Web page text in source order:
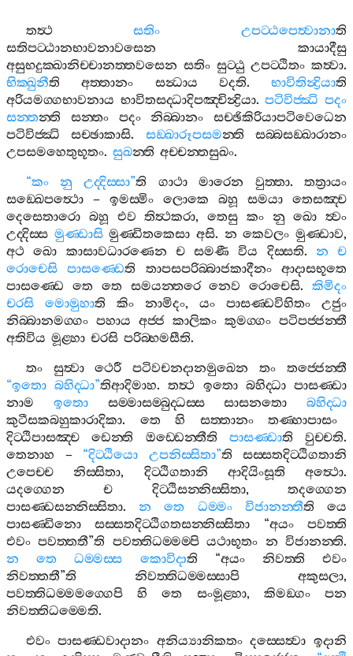
තත්‍ථ සතිං උපට‍්ඨපෙත්‍වානාති
සතිපට‍්ඨානභාවනාවසෙන
කායාදීසු
අසුභදුක‍්ඛානිච‍්චානත‍්තවසෙන සතිං සුට‍්ඨු උපට‍්ඨිතං කත්‍වා.
භික‍්ඛුනීති අත‍්තානං සන්‍ධාය වදති. භාවිතින්‍ද්‍රියාති
අරියමග‍්ගභාවනාය භාවිතසද‍්ධාදිපඤ‍්චින්‍ද්‍රියා.පටිවිජ‍්ඣි පදං
සන‍්තන‍්ති සන‍්තං පදං නිබ‍්බානං
සච‍්ඡිකිරියාපටිවෙධෙන
පටිවිජ‍්ඣි
සච‍්ඡාකාසි. සඞ‍්ඛාරූපසමන‍්ති
සබ‍්බසඞ‍්ඛාරානං
උපසමහෙතුභූතං. සුඛන‍්ති අච‍්චන‍්තසුඛං.
“කං නු උද‍්දිස‍්සා”ති ගාථා මාරෙන වුත‍්තා.තත්‍රායං
සඞ‍්ඛෙපත්‍ථො – ඉමස‍්මිං ලොකෙ බහූ සමයා
තෙසඤ‍්ච
දෙසෙතාරො බහූ එව තිත්‍ථකරා, තෙසු කං නු ඛො ත්‍වං
උද‍්දිස‍්ස මුණ‍්ඩාසි මුණ‍්ඩිතකෙසා අසි. න කෙවලං මුණ‍්ඩාව,
අථ ඛො කාසාවධාරණෙන ච සමණී විය දිස‍්සති. න
ච
රොචෙසි
පාසණ‍්ඩෙති තාපසපරිබ‍්බාජකාදීනං
ආදාසභූතෙ
පාසණ‍්ඩෙ
තෙ තෙ සමයන‍්තරෙ නෙව රොචෙසි.කිමිදං
චරසි
මොමුහාති කිං නාමිදං, යං පාසණ‍්ඩවිහිතං
උජුං
නිබ‍්බානමග‍්ගං පහාය අජ‍්ජ කාලිකං කුමග‍්ගං පටිපජ‍්ජන‍්තී
අතිවිය මූළ‍්හා චරසි පරිබ‍්භමසීති.
තං
සුත්‍වා ථෙරී පටිවචනදානමුඛෙන තං
තජ‍්ජෙන‍්තී
“ඉතො බහිද‍්ධා”තිආදිමාහ.තත්‍ථ ඉතො බහිද‍්ධා පාසණ‍්ඩා
නාම
ඉතො සම‍්මාසම‍්බුද‍්ධස‍්ස සාසනතො
බහිද‍්ධා
කුටීසකබහුකාරාදිකා. තෙ හි සත‍්තානං
තණ‍්හාපාසං
දිට‍්ඨිපාසඤ‍්ච
ඩෙන‍්ති ඔඩ‍්ඩෙන‍්තීති පාසණ‍්ඩාති වුච‍්චති.
තෙනාහ – “දිට‍්ඨියො උපනිස‍්සිතා”ති
සස‍්සතදිට‍්ඨිගතානි
උපෙච‍්ච
නිස‍්සිතා, දිට‍්ඨිගතානි ආදියිංසූති අත්‍ථො.
යදග‍්ගෙන
ච දිට‍්ඨිසන‍්නිස‍්සිතා,තදග‍්ගෙන
පාසණ‍්ඩසන‍්නිස‍්සිතා.න තෙ ධම‍්මං විජානන‍්තීති
යෙ
පාසණ‍්ඩිනො
සස‍්සතදිට‍්ඨිගතසන‍්නිස‍්සිතා “අයං
පවත‍්ති
එවං පවත‍්තතී”ති පවත‍්තිධම‍්මම‍්පි යථාභූතං න විජානන‍්ති.
න
තෙ ධම‍්මස‍්ස කොවිදාති “අයං නිවත‍්ති
එවං
නිවත‍්තතී”ති නිවත‍්තිධම‍්මස‍්සාපි අකුසලා,
පවත‍්තිධම‍්මමග‍්ගෙපි
හි තෙ සංමූළ‍්හා, කිමඞ‍්ගං
පන
නිවත‍්තිධම‍්මෙති.
එවං පාසණ‍්ඩවාදානං අනිය්‍යානිකතං දස‍්සෙත්‍වා ඉදානි